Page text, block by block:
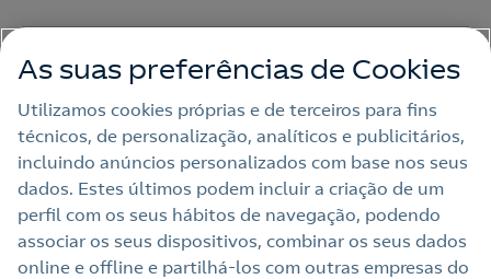
Nota Legal
Política de privacidade
Política de cookies
Accesibilidade
As suas preferências de Cookies
Utilizamos cookies próprias e de terceiros para fins
técnicos, de personalização, analíticos e publicitários,
incluindo anúncios personalizados com base nos seus
dados. Estes últimos podem incluir a criação de um
perfil com os seus hábitos de navegação, podendo
associar os seus dispositivos, combinar os seus dados
online e offline e partilhá‑los com outras empresas do